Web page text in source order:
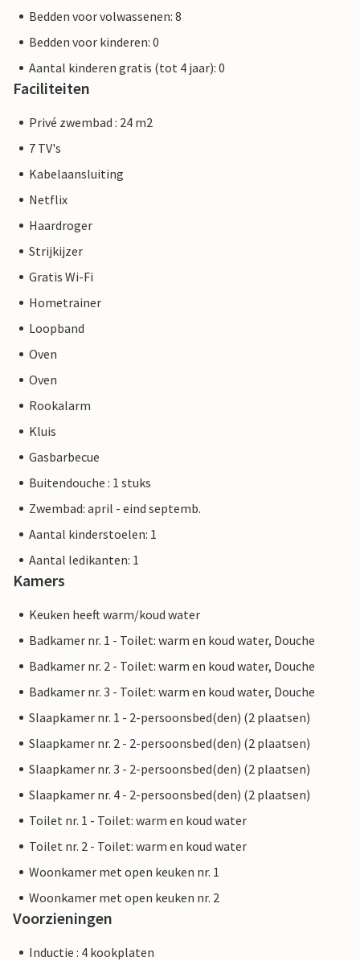
Bedden voor volwassenen: 8
Bedden voor kinderen: 0
Aantal kinderen gratis (tot 4 jaar): 0
Faciliteiten
Privé zwembad : 24 m2
7 TV's
Kabelaansluiting
Netflix
Haardroger
Strijkijzer
Gratis Wi-Fi
Hometrainer
Loopband
Oven
Oven
Rookalarm
Kluis
Gasbarbecue
Buitendouche : 1 stuks
Zwembad: april - eind septemb.
Aantal kinderstoelen: 1
Aantal ledikanten: 1
Kamers
Keuken heeft warm/koud water
Badkamer nr. 1 - Toilet: warm en koud water, Douche
Badkamer nr. 2 - Toilet: warm en koud water, Douche
Badkamer nr. 3 - Toilet: warm en koud water, Douche
Slaapkamer nr. 1 - 2-persoonsbed(den) (2 plaatsen)
Slaapkamer nr. 2 - 2-persoonsbed(den) (2 plaatsen)
Slaapkamer nr. 3 - 2-persoonsbed(den) (2 plaatsen)
Slaapkamer nr. 4 - 2-persoonsbed(den) (2 plaatsen)
Toilet nr. 1 - Toilet: warm en koud water
Toilet nr. 2 - Toilet: warm en koud water
Woonkamer met open keuken nr. 1
Woonkamer met open keuken nr. 2
Voorzieningen
Inductie : 4 kookplaten